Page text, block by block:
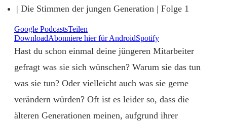
| Die Stimmen der jungen Generation | Folge 1
Google PodcastsTeilen
DownloadAbonniere hier für AndroidSpotify
Hast du schon einmal deine jüngeren Mitarbeiter
gefragt was sie sich wünschen? Warum sie das tun
was sie tun? Oder vielleicht auch was sie gerne
verändern würden? Oft ist es leider so, dass die
älteren Generationen meinen, aufgrund ihrer